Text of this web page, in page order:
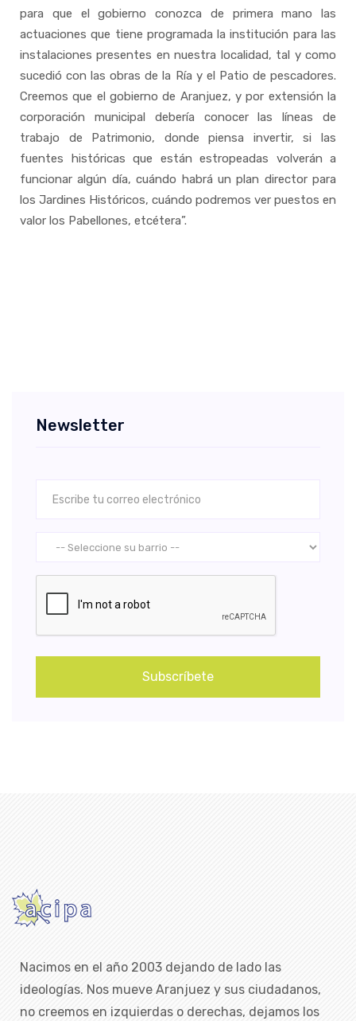
para que el gobierno conozca de primera mano las
actuaciones que tiene programada la institución para las
instalaciones presentes en nuestra localidad, tal y como
sucedió con las obras de la Ría y el Patio de pescadores.
Creemos que el gobierno de Aranjuez, y por extensión la
corporación municipal debería conocer las líneas de
trabajo de Patrimonio, donde piensa invertir, si las
fuentes históricas que están estropeadas volverán a
funcionar algún día, cuándo habrá un plan director para
los Jardines Históricos, cuándo podremos ver puestos en
valor los Pabellones, etcétera”.
Newsletter
Subscríbete
Nacimos en el año 2003 dejando de lado las
ideologías. Nos mueve Aranjuez y sus ciudadanos,
no creemos en izquierdas o derechas, dejamos los